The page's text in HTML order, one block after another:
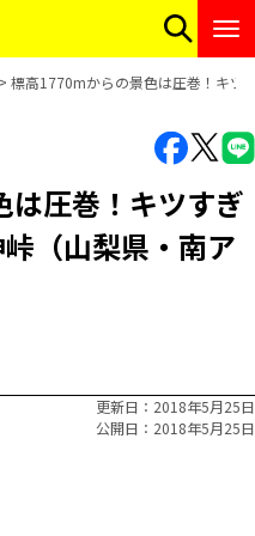
標高1770mからの景色は圧巻！キツ
圧巻！キツすぎ
（山梨県・南ア
更新日
2018年5月25日
公開日
2018年5月25日